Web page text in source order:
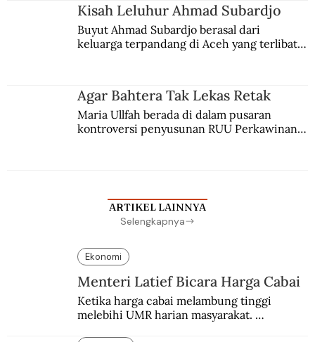
Kisah Leluhur Ahmad Subardjo
Buyut Ahmad Subardjo berasal dari
keluarga terpandang di Aceh yang terlibat
Agar Bahtera Tak Lekas Retak
Maria Ullfah berada di dalam pusaran
kontroversi penyusunan RUU Perkawinan.
ARTIKEL LAINNYA
Selengkapnya
Ekonomi
Menteri Latief Bicara Harga Cabai
Ketika harga cabai melambung tinggi
melebihi UMR harian masyarakat.